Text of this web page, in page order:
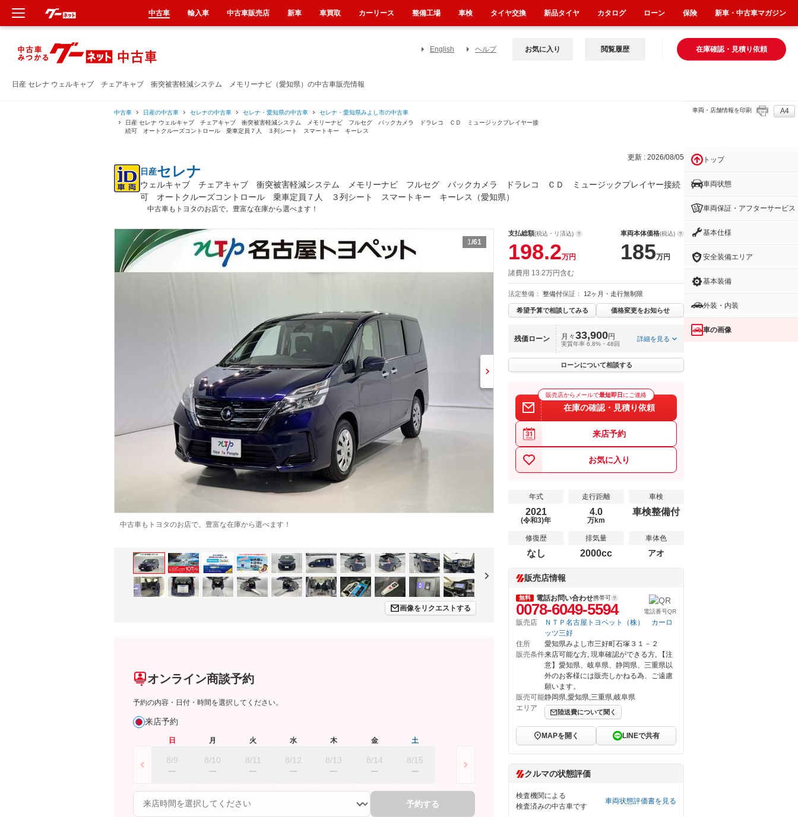
日産 セレナ ウェルキャブ チェアキャブ 衝突被害軽減システム メモリーナビ（愛知県）の中古車販売情報
English ヘルプ 在庫確認・見積り依頼
お気に入り 閲覧履歴
中古車 日産の中古車 セレナの中古車 セレナ・愛知県の中古車
セレナ・愛知県みよし市の中古車
日産 セレナ ウェルキャブ チェアキャブ 衝突被害軽減システム メモリーナビ フルセグ バックカメラ ドラレコ ＣＤ ミュージックプレイヤー接
続可 オートクルーズコントロール 乗車定員７人 ３列シート スマートキー キーレス
車両・店舗情報を印刷 A4
更新 : 2026/08/05
日産セレナ
ウェルキャブ チェアキャブ 衝突被害軽減システム メモリーナビ フルセグ バックカメラ ドラレコ ＣＤ ミュージックプレイヤー接続
可 オートクルーズコントロール 乗車定員７人 ３列シート スマートキー キーレス（愛知県）
中古車もトヨタのお店で。豊富な在庫から選べます！
1/61
中古車もトヨタのお店で。豊富な在庫から選べます！
画像をリクエストする
オンライン商談予約
予約の内容・日付・時間を選択してください。
来店予約
日
8/9
月
8/10
火
8/11
水
8/12
木
8/13
金
8/14
土
8/15
予約する
支払総額(税込・リ済込)
198.2万円
車両本体価格(税込)
185万円
諸費用 13.2万円含む
法定整備： 整備付保証： 12ヶ月・走行無制限
希望予算で相談してみる 価格変更をお知らせ
残価ローン 月々33,900円
実質年率 6.8%・48回
詳細を見る
ローンについて相談する
販売店からメールで最短即日 にご連絡
在庫の確認・見積り依頼
来店予約
お気に入り
年式
2021
(令和3)年
走行距離
4.0
万km
車検
車検整備付
修復歴
なし
排気量
2000cc
車体色
アオ
販売店情報
無料 電話お問い合わせ携帯可
0078-6049-5594 電話番号QR
販売店
ＮＴＰ名古屋トヨペット（株） カーロ
ッツ三好
住所
愛知県みよし市三好町石塚３１－２
販売条件来店可能な方, 現車確認ができる方, 【注
意】愛知県、岐阜県、静岡県、三重県以
外のお客様には販売しかねる為、ご遠慮
願います。
販売可能
エリア
静岡県,愛知県,三重県,岐阜県
陸送費について聞く
MAPを開く LINEで共有
クルマの状態評価
検査機関による
検査済みの中古車です
車両状態評価書を見る
トップ
車両状態
車両保証・アフターサービス
基本仕様
安全装備エリア
基本装備
外装・内装
車の画像
中古車 輸入車 中古車販売店 新車 車買取 カーリース 整備工場 車検 タイヤ交換 新品タイヤ カタログ ローン 保険 新車・中古車マガジン
新車
中古車